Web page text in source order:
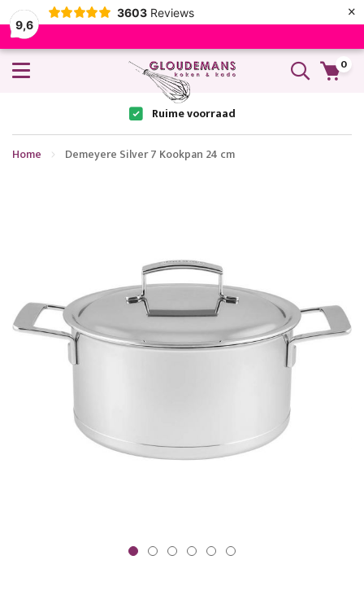
9,6
3603 Reviews ×
0
Ruime voorraad
Home Demeyere Silver 7 Kookpan 24 cm
de
afbeeldingen-